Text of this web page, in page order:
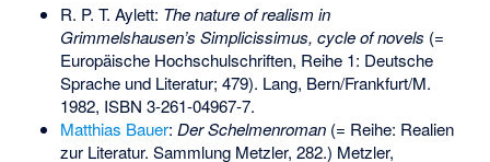
R. P. T. Aylett: The nature of realism in
Grimmelshausen’s Simplicissimus, cycle of novels (=
Europäische Hochschulschriften, Reihe 1: Deutsche
Sprache und Literatur; 479). Lang, Bern/Frankfurt/M.
1982, ISBN 3-261-04967-7.
Matthias Bauer: Der Schelmenroman(= Reihe: Realien
zur Literatur. Sammlung Metzler, 282.) Metzler,